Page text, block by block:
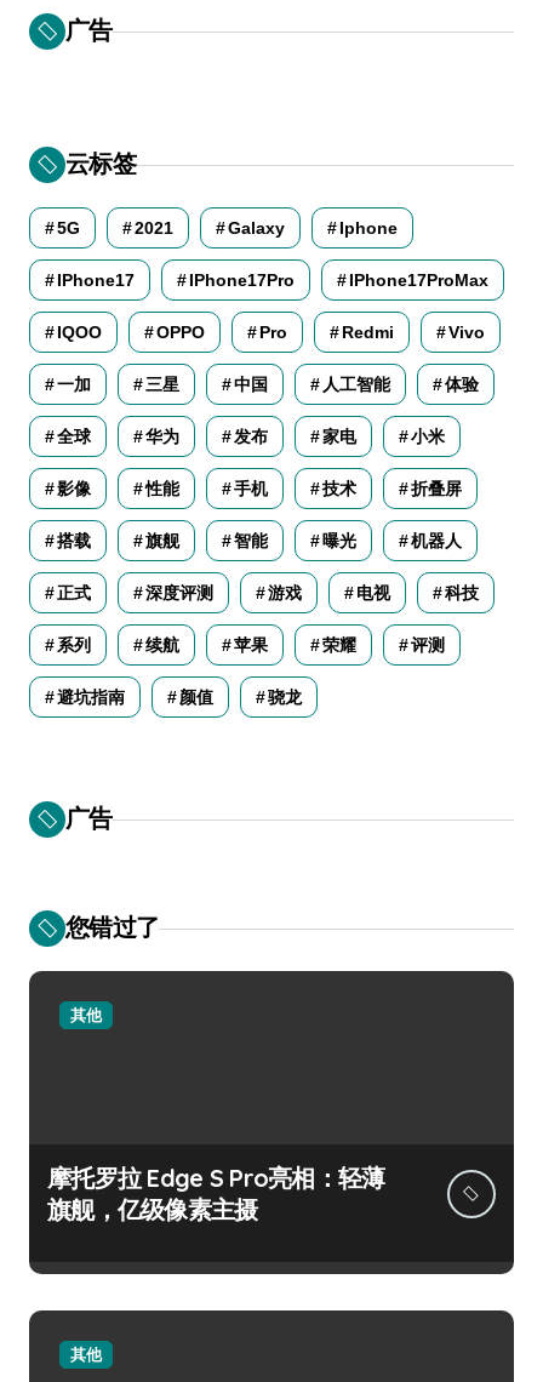
广告
云标签
5G 2021 Galaxy Iphone
IPhone17 IPhone17Pro IPhone17ProMax
IQOO OPPO Pro Redmi Vivo
一加 三星 中国 人工智能 体验
全球 华为 发布 家电 小米
影像 性能 手机 技术 折叠屏
搭载 旗舰 智能 曝光 机器人
正式 深度评测 游戏 电视 科技
系列 续航 苹果 荣耀 评测
避坑指南 颜值 骁龙
广告
您错过了
其他
摩托罗拉 Edge S Pro亮相：轻薄
旗舰，亿级像素主摄
其他